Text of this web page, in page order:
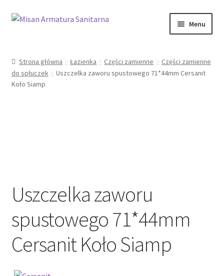
Przejdź
Przejdź
Menu
Moje konto
Strona główna Łazienka Części zamienne
Części zamienne
do spłuczek
Uszczelka zaworu spustowego 71*44mm Cersanit
Koło Siamp
Uszczelka zaworu
spustowego 71*44mm
Cersanit Koło Siamp